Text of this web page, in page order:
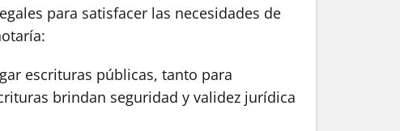
para satisfacer las necesidades de
escrituras públicas, tanto para
brindan seguridad y validez jurídica